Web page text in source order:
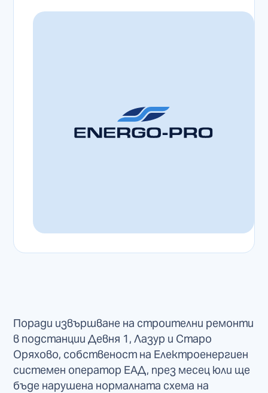
Поради извършване на строителни ремонти
в подстанции Девня 1, Лазур и Старо
Оряхово, собственост на Електроенергиен
системен оператор ЕАД, през месец юли ще
бъде нарушена нормалната схема на